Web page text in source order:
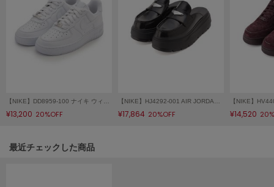
le coq sportif
ルコックスポルティフ
レスポートサック
LILY BROWN Lingerie
リリーブラウンランジェリー
LITTLE UNION TOKYO
リトルユニオン トウキョウ
¥13,200 20%OFF ¥17,864 20%OFF ¥14,520
関連記事
最近チェックした商品